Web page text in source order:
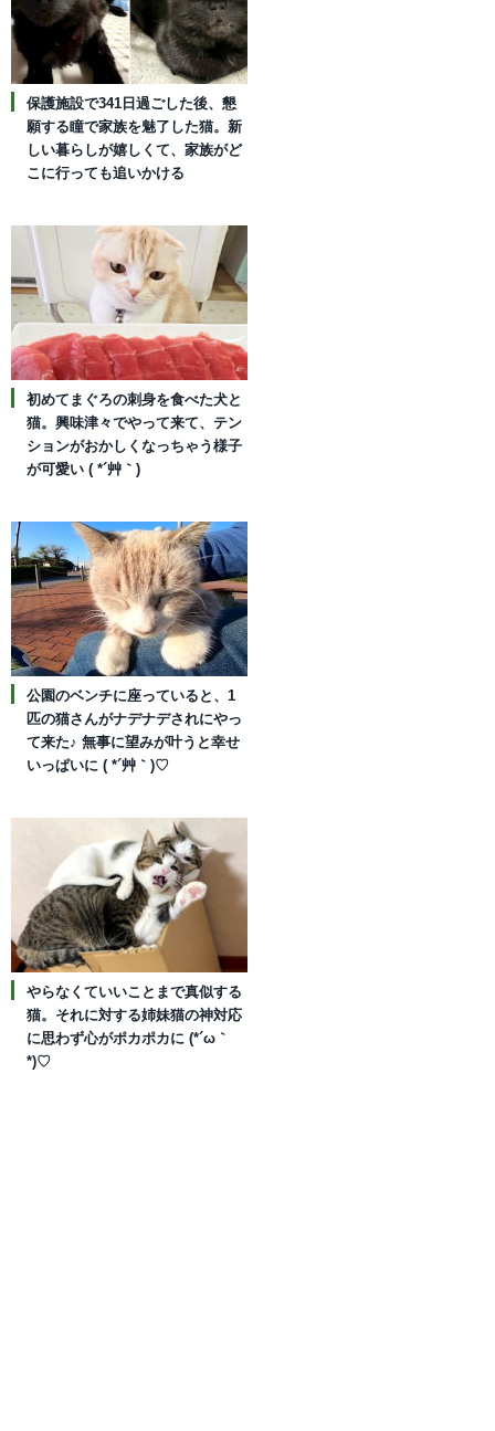
保護施設で341日過ごした後、懇
願する瞳で家族を魅了した猫。新
しい暮らしが嬉しくて、家族がど
こに行っても追いかける
初めてまぐろの刺身を食べた犬と
猫。興味津々でやって来て、テン
ションがおかしくなっちゃう様子
が可愛い ( *´艸｀)
公園のベンチに座っていると、1
匹の猫さんがナデナデされにやっ
て来た♪ 無事に望みが叶うと幸せ
いっぱいに ( *´艸｀)♡
やらなくていいことまで真似する
猫。それに対する姉妹猫の神対応
に思わず心がポカポカに (*´ω｀
*)♡